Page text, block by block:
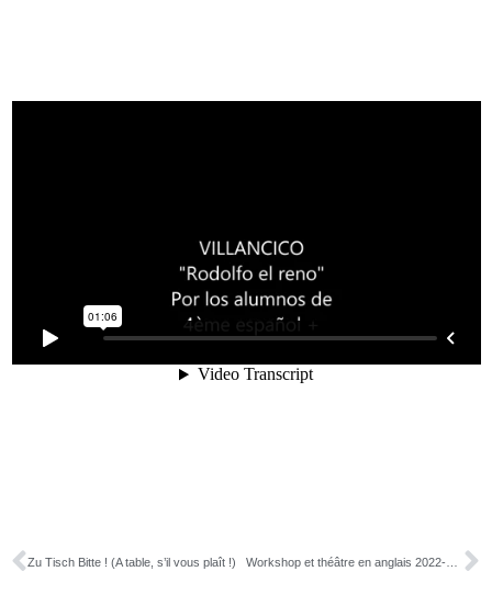
Zu Tisch Bitte ! (A table, s’il vous plaît !) Workshop et théâtre en anglais 2022-2023